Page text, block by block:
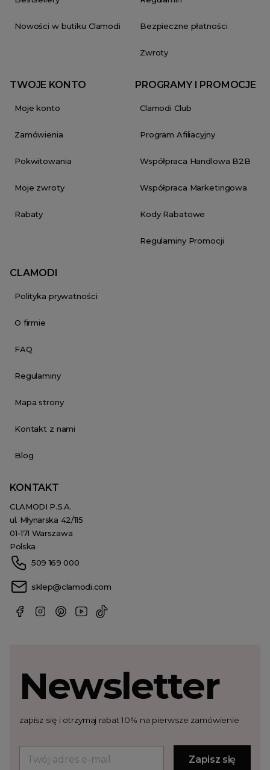
Nowości w butiku Clamodi Bezpieczne płatności
Zwroty
TWOJE KONTO
Moje konto
Zamówienia
Pokwitowania
Moje zwroty
Rabaty
PROGRAMY I PROMOCJE
Clamodi Club
Program Afiliacyjny
Współpraca Handlowa B2B
Współpraca Marketingowa
Kody Rabatowe
Regulaminy Promocji
CLAMODI
Polityka prywatności
O firmie
FAQ
Regulaminy
Mapa strony
Kontakt z nami
Blog
KONTAKT
CLAMODI P.S.A.
ul. Młynarska 42/115
01-171 Warszawa
Polska
509 169 000
sklep@clamodi.com
Newsletter
zapisz się i otrzymaj rabat 10% na pierwsze zamówienie